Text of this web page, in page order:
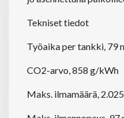
Tekniset tiedot
Työaika per tankki, 79
CO2-arvo, 858 g/kWh
Maks. ilmamäärä, 2.025